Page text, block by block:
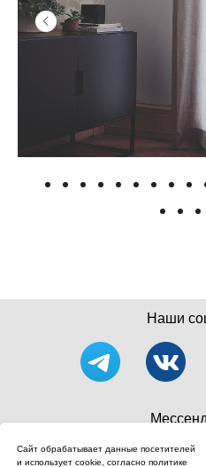
Сайт обрабатывает данные посетителей
и использует cookie, согласно политике
Наши